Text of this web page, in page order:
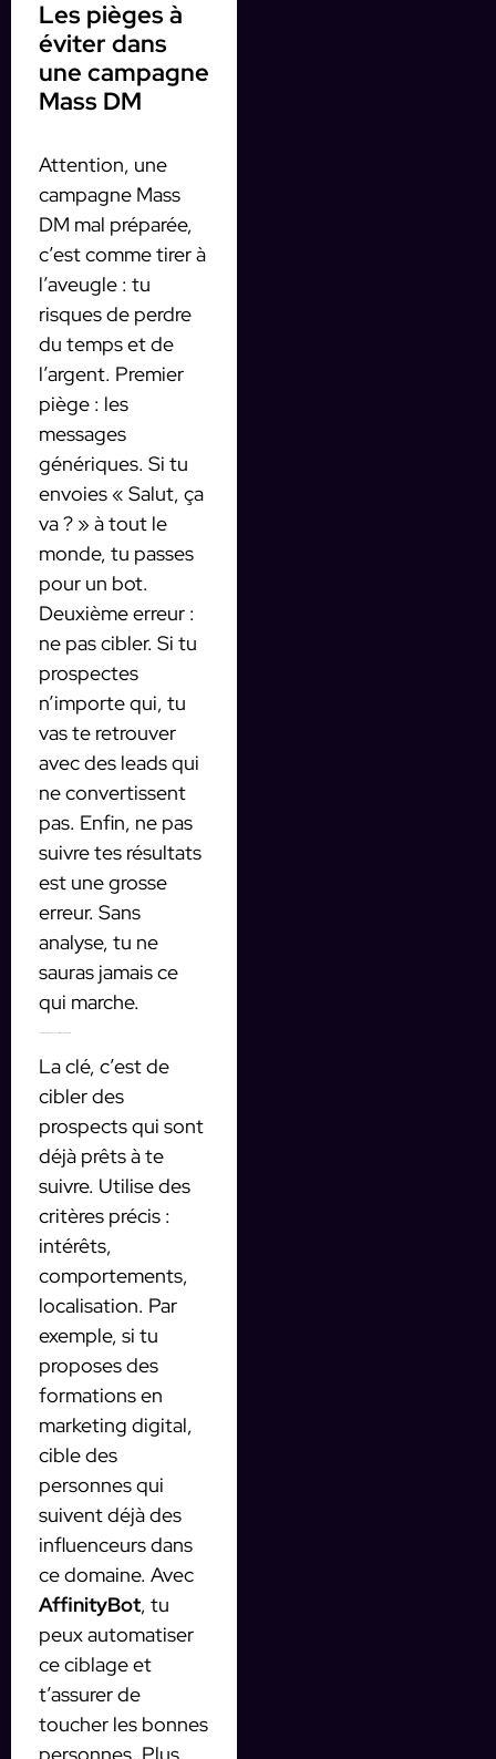
Les pièges à
éviter dans
une campagne
Mass DM
Attention, une
campagne Mass
DM mal préparée,
c’est comme tirer à
l’aveugle : tu
risques de perdre
du temps et de
l’argent. Premier
piège : les
messages
génériques. Si tu
envoies « Salut, ça
va ? » à tout le
monde, tu passes
pour un bot.
Deuxième erreur :
ne pas cibler. Si tu
prospectes
n’importe qui, tu
vas te retrouver
avec des leads qui
ne convertissent
pas. Enfin, ne pas
suivre tes résultats
est une grosse
erreur. Sans
analyse, tu ne
sauras jamais ce
qui marche.
La clé, c’est de
cibler des
prospects qui sont
déjà prêts à te
suivre. Utilise des
critères précis :
intérêts,
comportements,
localisation. Par
exemple, si tu
proposes des
formations en
marketing digital,
cible des
personnes qui
suivent déjà des
influenceurs dans
ce domaine. Avec
AffinityBot, tu
peux automatiser
ce ciblage et
t’assurer de
toucher les bonnes